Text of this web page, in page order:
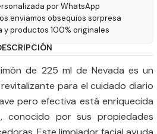
por WhatsApp
enviamos obsequios sorpresa
y productos 100% originales
de 225 ml de Nevada es un
para el cuidado diario
pero efectiva está enriquecida
conocido por sus propiedades